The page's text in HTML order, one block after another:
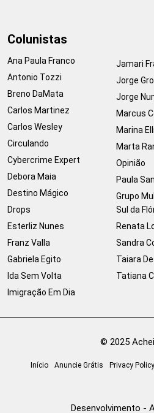
Colunistas
Ana Paula Franco
Antonio Tozzi
Breno DaMata
Carlos Martinez
Carlos Wesley
Circulando
Cybercrime Expert
Debora Maia
Destino Mágico
Drops
Esterliz Nunes
Franz Valla
Gabriela Egito
Ida Sem Volta
Imigração Em Dia
Jamari
Jorge
Jorge
Marcus
Marina
Marta
Opinião
Paula
Grupo
Sul da
Renata
Sandra
Taiara
Tatiana
© 2025
Início Anuncie Grátis Privacy Policy
Desenvolvimento -